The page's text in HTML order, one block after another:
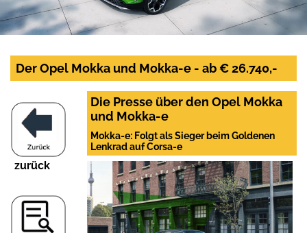
Der Opel Mokka und Mokka-e - ab € 26.740,-
zurück
Die Presse über den Opel Mokka
und Mokka-e
Mokka-e: Folgt als Sieger beim Goldenen
Lenkrad auf Corsa-e